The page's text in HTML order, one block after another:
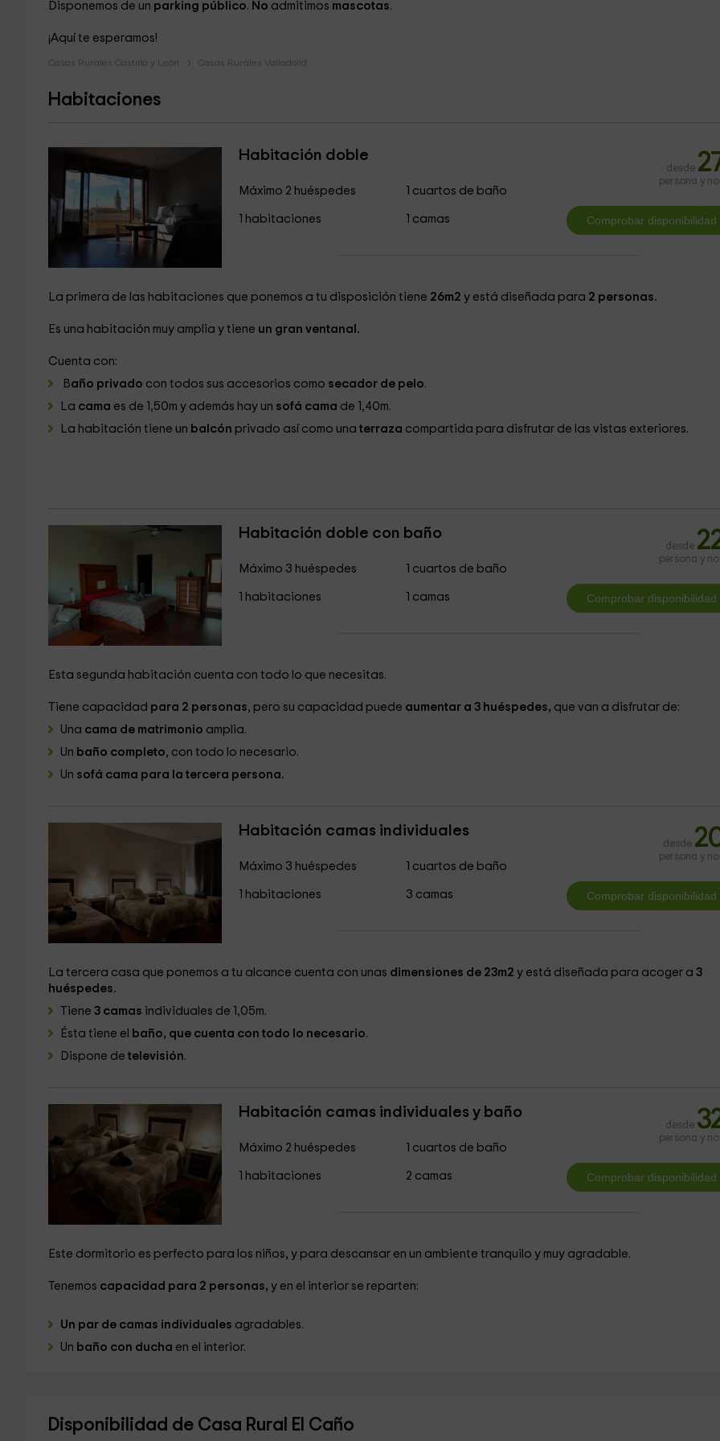
Disponemos de un parking público. No admitimos mascotas.
¡Aquí te esperamos!
Casas Rurales Castilla y León Casas Rurales Valladolid
Habitaciones
Habitación doble
Máximo 2 huéspedes
1 habitaciones
1 cuartos de baño
1 camas
desde
persona y
La primera de las habitaciones que ponemos a tu disposición tiene 26m2 y está diseñada para 2 personas.
Es una habitación muy amplia y tiene un gran ventanal.
Cuenta con:
Baño privado con todos sus accesorios como secador de pelo.
La cama es de 1,50m y además hay un sofá cama de 1,40m.
La habitación tiene un balcón privado así como una terraza compartida para disfrutar de las vistas exteriores.
Habitación doble con baño
Máximo 3 huéspedes
1 habitaciones
1 cuartos de baño
1 camas
desde
persona y
Esta segunda habitación cuenta con todo lo que necesitas.
Tiene capacidad para 2 personas, pero su capacidad puede aumentar a 3 huéspedes, que van a disfrutar de:
Una cama de matrimonio amplia.
Un baño completo, con todo lo necesario.
Un sofá cama para la tercera persona.
Habitación camas individuales
Máximo 3 huéspedes
1 habitaciones
1 cuartos de baño
3 camas
desde
persona y
La tercera casa que ponemos a tu alcance cuenta con unas dimensiones de 23m2 y está diseñada para acoger a 3
huéspedes.
Tiene 3 camas individuales de 1,05m.
Ésta tiene el baño, que cuenta con todo lo necesario.
Dispone de televisión.
Habitación camas individuales y baño
Máximo 2 huéspedes
1 habitaciones
1 cuartos de baño
2 camas
desde
persona y
Este dormitorio es perfecto para los niños, y para descansar en un ambiente tranquilo y muy agradable.
Tenemos capacidad para 2 personas, y en el interior se reparten:
Un par de camas individuales agradables.
Un baño con ducha en el interior.
Disponibilidad de Casa Rural El Caño